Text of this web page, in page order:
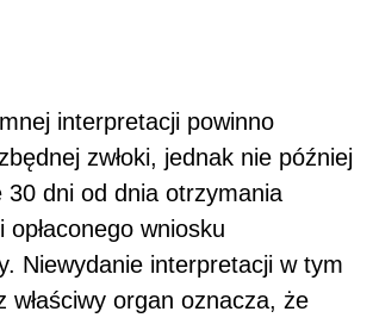
interpretacji powinno
zwłoki, jednak nie później
30 dni od dnia otrzymania
opłaconego wniosku
Niewydanie interpretacji w tym
właściwy organ oznacza, że